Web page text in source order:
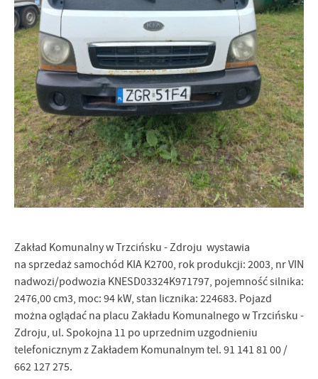
Zakład Komunalny w Trzcińsku - Zdroju wystawia
na sprzedaż samochód KIA K2700, rok produkcji: 2003, nr VIN
nadwozi/podwozia KNESD03324K971797, pojemność silnika:
2476,00 cm3, moc: 94 kW, stan licznika: 224683. Pojazd
można oglądać na placu Zakładu Komunalnego w Trzcińsku -
Zdroju, ul. Spokojna 11 po uprzednim uzgodnieniu
telefonicznym z Zakładem Komunalnym tel. 91 141 81 00 /
662 127 275.
Firmy te działają w charakterze pośredników prezentujących nasze
treści w postaci wiadomości, ofert, komunikatów mediów
społecznościowych.